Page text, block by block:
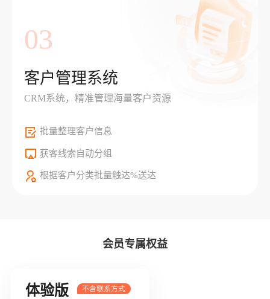
03
客户管理系统
CRM系统，精准管理海量客户资源
批量整理客户信息
获客线索自动分组
根据客户分类批量触达%送达
会员专属权益
体验版